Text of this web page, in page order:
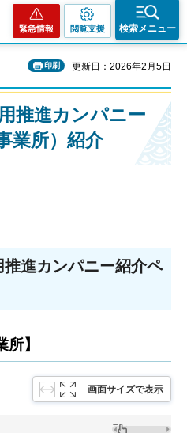
緊急情報 閲覧支援 検索メニュー
印刷 更新日：2026年2月5日
推進カンパニー
業所）紹介
進カンパニー紹介ペ
】
画面サイズで表示